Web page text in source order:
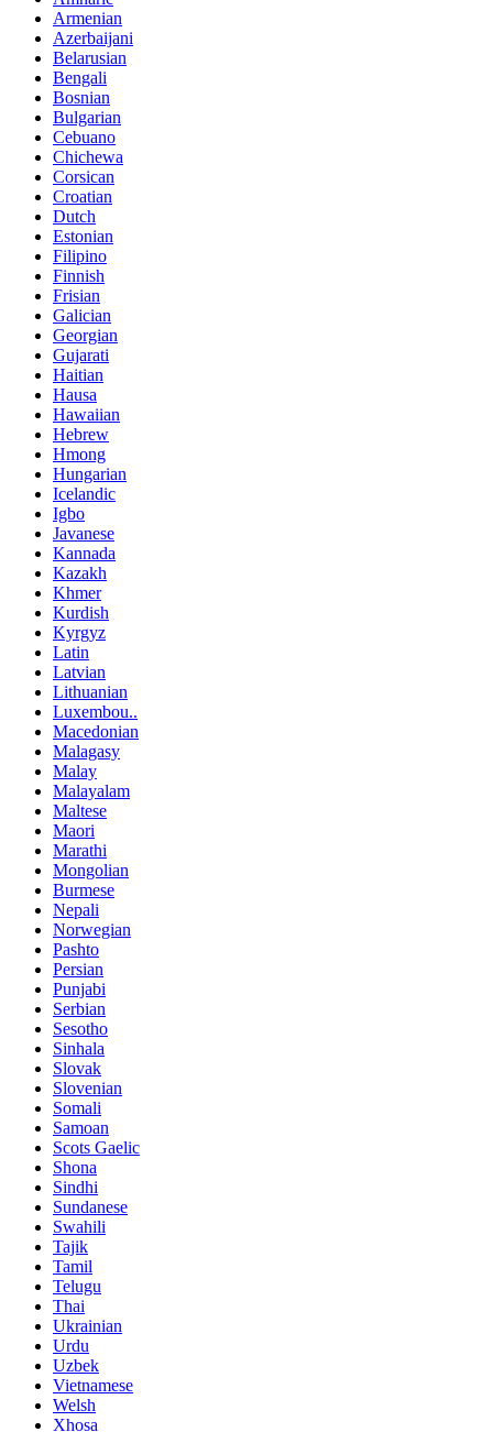
Armenian
Azerbaijani
Belarusian
Bengali
Bosnian
Bulgarian
Cebuano
Chichewa
Corsican
Croatian
Dutch
Estonian
Filipino
Finnish
Frisian
Galician
Georgian
Gujarati
Haitian
Hausa
Hawaiian
Hebrew
Hmong
Hungarian
Icelandic
Igbo
Javanese
Kannada
Kazakh
Khmer
Kurdish
Kyrgyz
Latin
Latvian
Lithuanian
Luxembou..
Macedonian
Malagasy
Malay
Malayalam
Maltese
Maori
Marathi
Mongolian
Burmese
Nepali
Norwegian
Pashto
Persian
Punjabi
Serbian
Sesotho
Sinhala
Slovak
Slovenian
Somali
Samoan
Scots Gaelic
Shona
Sindhi
Sundanese
Swahili
Tajik
Tamil
Telugu
Thai
Ukrainian
Urdu
Uzbek
Vietnamese
Welsh
Xhosa